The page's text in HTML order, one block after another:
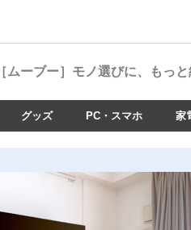
［ムーブー］ モノ選びに、もっと
グッズ PC・スマホ 家